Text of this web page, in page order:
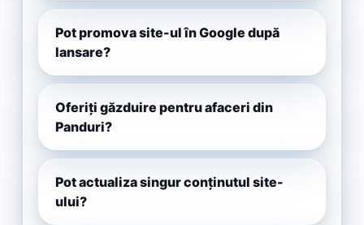
Pot promova site-ul în Google după
lansare?
Oferiți găzduire pentru afaceri din
Panduri?
Pot actualiza singur conținutul site-
ului?